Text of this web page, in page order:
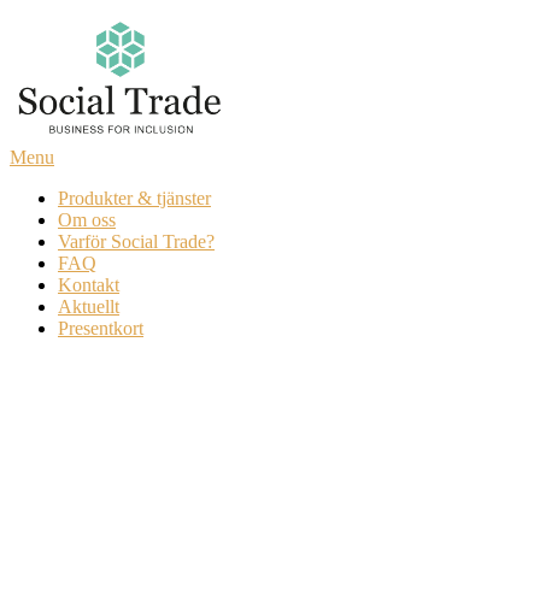
Menu
Produkter & tjänster
Om oss
Varför Social Trade?
FAQ
Kontakt
Aktuellt
Presentkort